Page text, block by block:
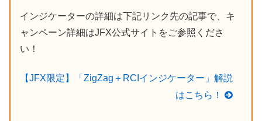
インジケーターの詳細は下記リンク先の記事で、キ
ャンペーン詳細はJFX公式サイトをご参照くださ
い！
【JFX限定】「ZigZag＋RCIインジケーター」解説
はこちら！